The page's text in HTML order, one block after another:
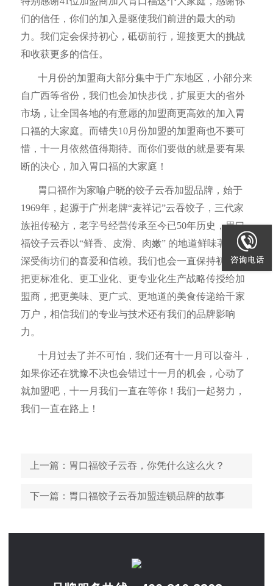
们的信任，你们的加入是驱使我们前进的最大的动
力。我们定会保持初心，砥砺前行，迎接更大的挑战
和收获更多的信任。
十月份的加盟商大部分集中于广东地区，小部分来
自广西等省份，我们也会加快步伐，扩展更大的省外
市场，让全国各地的有意愿的加盟商更高效的加入胃
口福的大家庭。而错失10月份加盟的加盟商也不要可
惜，十一月依然值得期待。而你们要做的就是要有果
断的决心，加入胃口福的大家庭！
胃口福作为家喻户晓的饺子云吞加盟品牌，始于
1969年，起源于广州老牌“麦祥记”云吞饺子，三代家
族祖传秘方，老字号经营传承至今已50年历史，胃口
福饺子云吞以“鲜香、皮滑、肉嫩” 的地道鲜味著称，
深受街坊们的喜爱和信赖。我们也会一直保持初心，
把更标准化、更工业化、更专业化生产战略传授给加
盟商，把更美味、更广式、更地道的美食传递给千家
万户，相信我们的专业与技术还有我们的品牌影响
力。
十月过去了并不可怕，我们还有十一月可以奋斗，
如果你还在犹豫不决也会错过十一月的机会，心动了
就加盟吧，十一月我们一直在等你！我们一起努力，
我们一直在路上！
上一篇 ：胃口福饺子云吞，你凭什么这么火？
下一篇 ：胃口福饺子云吞加盟连锁品牌的故事